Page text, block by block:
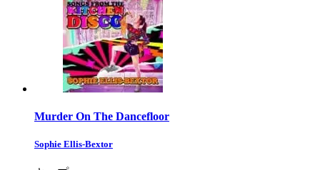
Murder On The Dancefloor
Sophie Ellis-Bextor